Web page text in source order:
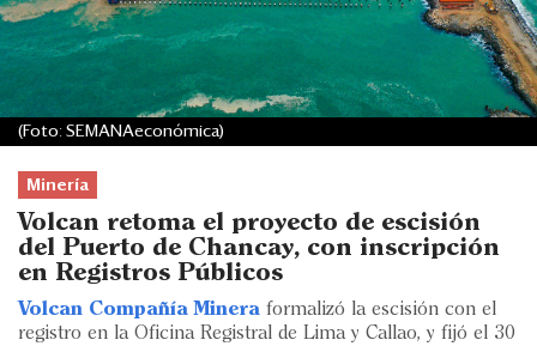
Management
Economía y Finanzas
Legal y Política
Eventos
Blogs
Ranking CEO
Minería
Volcan retoma el proyecto de escisión
del Puerto de Chancay, con inscripción
en Registros Públicos
Volcan Compañía Minera formalizó la escisión con el
registro en la Oficina Registral de Lima y Callao, y fijó el 30
(Foto: SEMANAeconómica)